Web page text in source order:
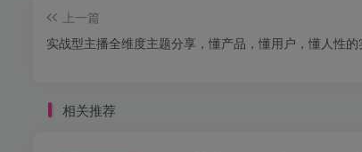
上一篇
实战型主播全维度主题分享，懂产品，懂用户，懂人性的
相关推荐